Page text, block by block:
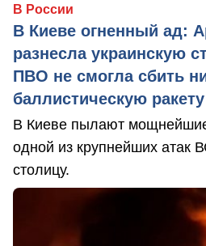
В России
В Киеве огненный ад:
разнесла украинскую
ПВО не смогла сбить
баллистическую ракету
В Киеве пылают
одной из крупнейших атак
столицу.